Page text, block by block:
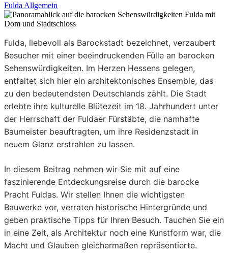
Fulda Allgemein
Fulda, liebevoll als Barockstadt bezeichnet, verzaubert
Besucher mit einer beeindruckenden Fülle an barocken
Sehenswürdigkeiten. Im Herzen Hessens gelegen,
entfaltet sich hier ein architektonisches Ensemble, das
zu den bedeutendsten Deutschlands zählt. Die Stadt
erlebte ihre kulturelle Blütezeit im 18. Jahrhundert unter
der Herrschaft der Fuldaer Fürstäbte, die namhafte
Baumeister beauftragten, um ihre Residenzstadt in
neuem Glanz erstrahlen zu lassen.
In diesem Beitrag nehmen wir Sie mit auf eine
faszinierende Entdeckungsreise durch die barocke
Pracht Fuldas. Wir stellen Ihnen die wichtigsten
Bauwerke vor, verraten historische Hintergründe und
geben praktische Tipps für Ihren Besuch. Tauchen Sie ein
in eine Zeit, als Architektur noch eine Kunstform war, die
Macht und Glauben gleichermaßen repräsentierte.